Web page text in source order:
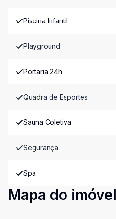
Piscina Infantil
Playground
Portaria 24h
Quadra de Esportes
Sauna Coletiva
Segurança
Spa
Mapa do imóvel